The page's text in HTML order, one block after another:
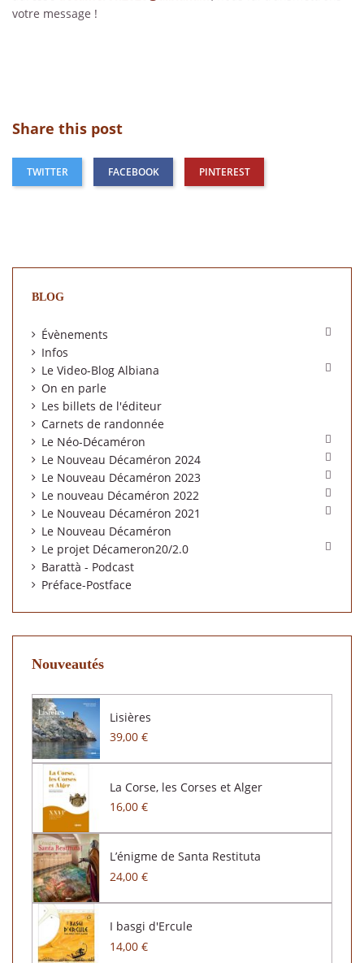
votre message !
Share this post
TWITTER FACEBOOK PINTEREST
BLOG
Évènements 
Infos
Le Video-Blog Albiana

On en parle
Les billets de l'éditeur
Carnets de randonnée
Le Néo-Décaméron

Le Nouveau Décaméron 2024 
Le Nouveau Décaméron 2023 
Le nouveau Décaméron 2022 
Le Nouveau Décaméron 2021 
Le Nouveau Décaméron
Le projet Décameron20/2.0

Barattà - Podcast
Préface-Postface
Nouveautés
Lisières
39,00 €
La Corse, les Corses et Alger
16,00 €
L’énigme de Santa Restituta
24,00 €
I basgi d'Ercule
14,00 €